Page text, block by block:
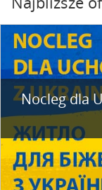
Nocleg dla